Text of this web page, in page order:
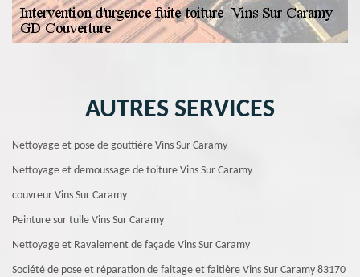
AUTRES SERVICES
Nettoyage et pose de gouttière Vins Sur Caramy
Nettoyage et demoussage de toiture Vins Sur Caramy
couvreur Vins Sur Caramy
Peinture sur tuile Vins Sur Caramy
Nettoyage et Ravalement de façade Vins Sur Caramy
Société de pose et réparation de faitage et faitière Vins Sur Caramy 83170